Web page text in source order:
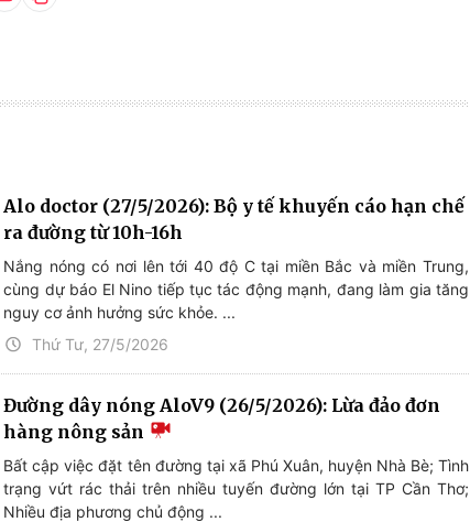
Alo doctor (27/5/2026): Bộ y tế khuyến cáo hạn chế
ra đường từ 10h-16h
Nắng nóng có nơi lên tới 40 độ C tại miền Bắc và miền Trung,
cùng dự báo El Nino tiếp tục tác động mạnh, đang làm gia tăng
nguy cơ ảnh hưởng sức khỏe. ...
Thứ Tư, 27/5/2026
Đường dây nóng AloV9 (26/5/2026): Lừa đảo đơn
hàng nông sản
Bất cập việc đặt tên đường tại xã Phú Xuân, huyện Nhà Bè; Tình
trạng vứt rác thải trên nhiều tuyến đường lớn tại TP Cần Thơ;
Nhiều địa phương chủ động ...